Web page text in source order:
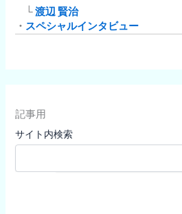
└渡辺 賢治
・ スペシャルインタビュー
記事用
サイト内検索